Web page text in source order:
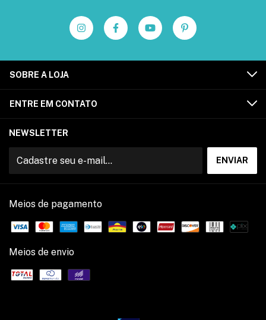
SOBRE A LOJA
ENTRE EM CONTATO
NEWSLETTER
Meios de pagamento
Meios de envio